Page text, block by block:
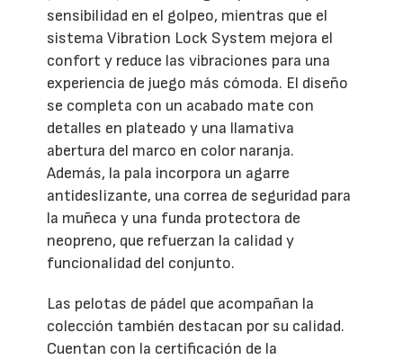
sensibilidad en el golpeo, mientras que el
sistema Vibration Lock System mejora el
confort y reduce las vibraciones para una
experiencia de juego más cómoda. El diseño
se completa con un acabado mate con
detalles en plateado y una llamativa
abertura del marco en color naranja.
Además, la pala incorpora un agarre
antideslizante, una correa de seguridad para
la muñeca y una funda protectora de
neopreno, que refuerzan la calidad y
funcionalidad del conjunto.
Las pelotas de pádel que acompañan la
colección también destacan por su calidad.
Cuentan con la certificación de la